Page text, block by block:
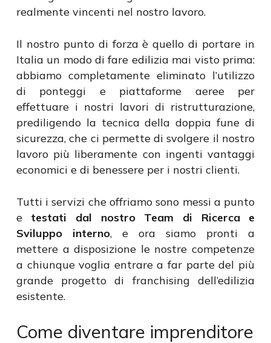
realmente vincenti nel nostro lavoro.
Il nostro punto di forza è quello di portare in
Italia un modo di fare edilizia mai visto prima:
abbiamo completamente eliminato l’utilizzo
di ponteggi e piattaforme aeree per
effettuare i nostri lavori di ristrutturazione,
prediligendo la tecnica della doppia fune di
sicurezza, che ci permette di svolgere il nostro
lavoro più liberamente con ingenti vantaggi
economici e di benessere per i nostri clienti.
Tutti i servizi che offriamo sono messi a punto
e testati dal nostro Team di Ricerca e
Sviluppo interno, e ora siamo pronti a
mettere a disposizione le nostre competenze
a chiunque voglia entrare a far parte del più
grande progetto di franchising dell’edilizia
esistente.
Come diventare imprenditore